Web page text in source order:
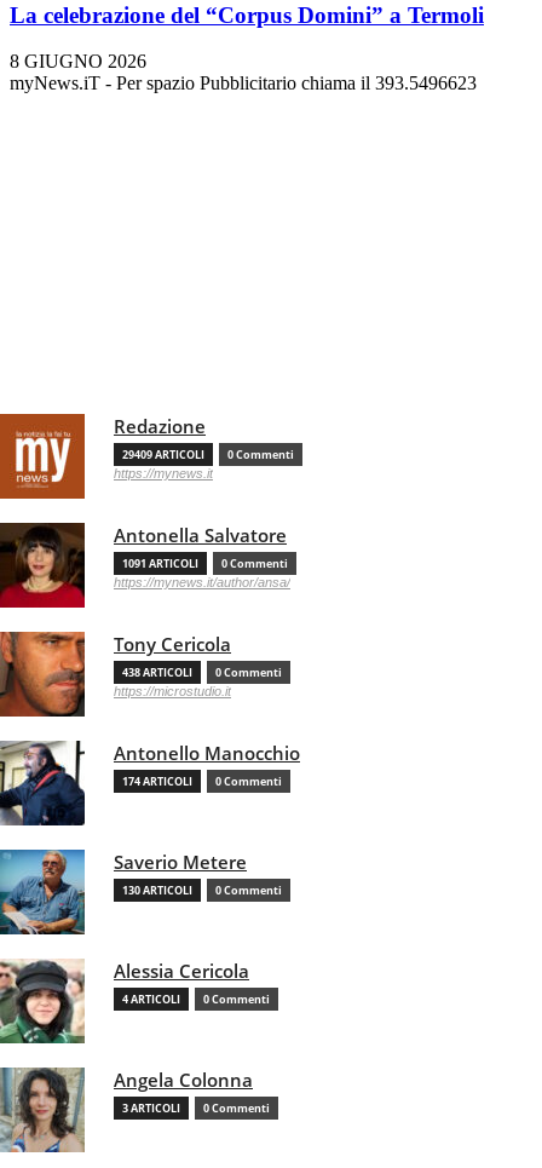
La celebrazione del “Corpus Domini” a Termoli
8 GIUGNO 2026
myNews.iT - Per spazio Pubblicitario chiama il 393.5496623
Redazione
29409 ARTICOLI 0 Commenti
https://mynews.it
Antonella Salvatore
1091 ARTICOLI 0 Commenti
https://mynews.it/author/ansa/
Tony Cericola
438 ARTICOLI 0 Commenti
https://microstudio.it
Antonello Manocchio
174 ARTICOLI 0 Commenti
Saverio Metere
130 ARTICOLI 0 Commenti
Alessia Cericola
4 ARTICOLI 0 Commenti
Angela Colonna
3 ARTICOLI 0 Commenti